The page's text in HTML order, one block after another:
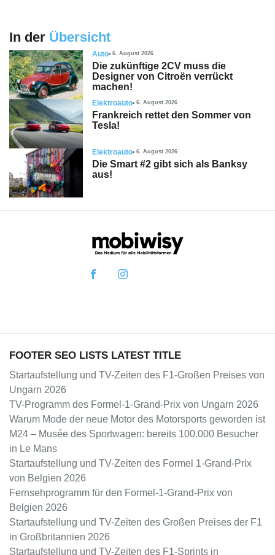
In der Übersicht
Auto 6. August 2026
Die zukünftige 2CV muss die
Designer von Citroën verrückt
machen!
Elektroauto 6. August 2026
Frankreich rettet den Sommer von
Tesla!
Elektroauto 6. August 2026
Die Smart #2 gibt sich als Banksy
aus!
FOOTER SEO LISTS LATEST TITLE
Startaufstellung und TV-Zeiten des F1-Großen Preises von
Ungarn 2026
TV-Programm des Formel-1-Grand-Prix von Ungarn 2026
Warum Mode der neue Motor des Motorsports geworden ist
M24 – Musée des Sportwagen: bereits 100.000 Besucher
in Le Mans
Startaufstellung und TV-Zeiten des Formel 1-Grand-Prix
von Belgien 2026
Fernsehprogramm für den Formel-1-Grand-Prix von
Belgien 2026
Startaufstellung und TV-Zeiten des Großen Preises der F1
in Großbritannien 2026
Startaufstellung und TV-Zeiten des F1-Sprints in